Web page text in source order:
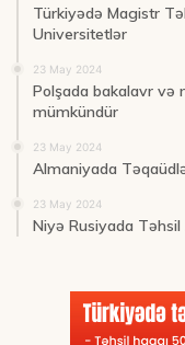
Türkiyədə Magistr
Universitetlər
23 May 2024
Polşada bakalavr və
mümkündür
23 May 2024
Almaniyada
23 May 2024
Niyə Rusiyada Təhsil